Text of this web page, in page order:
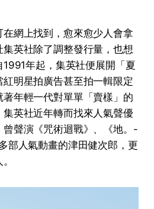
網上找到，愈來愈少人會拿
英社除了調整發行量，也想
年起，集英社便展開「夏
明星拍廣告甚至拍一輯限定
年輕一代對單單「賣樣」的
英社近年轉而找來人氣聲優
聲演《咒術迴戰》、《地。-
部人氣動畫的津田健次郎，更